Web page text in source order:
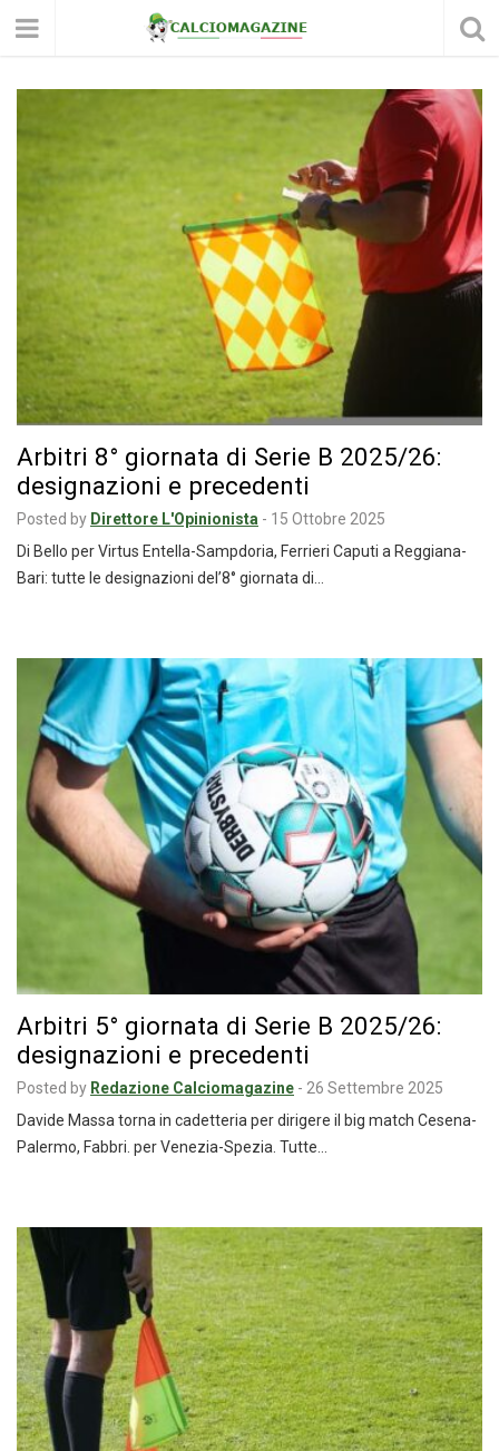
Arbitri 8° giornata di Serie B 2025/26:
designazioni e precedenti
Posted by Direttore L'Opinionista - 15 Ottobre 2025
Di Bello per Virtus Entella-Sampdoria, Ferrieri Caputi a Reggiana-
Bari: tutte le designazioni del’8° giornata di…
Arbitri 5° giornata di Serie B 2025/26:
designazioni e precedenti
Posted by Redazione Calciomagazine - 26 Settembre 2025
Davide Massa torna in cadetteria per dirigere il big match Cesena-
Palermo, Fabbri. per Venezia-Spezia. Tutte…